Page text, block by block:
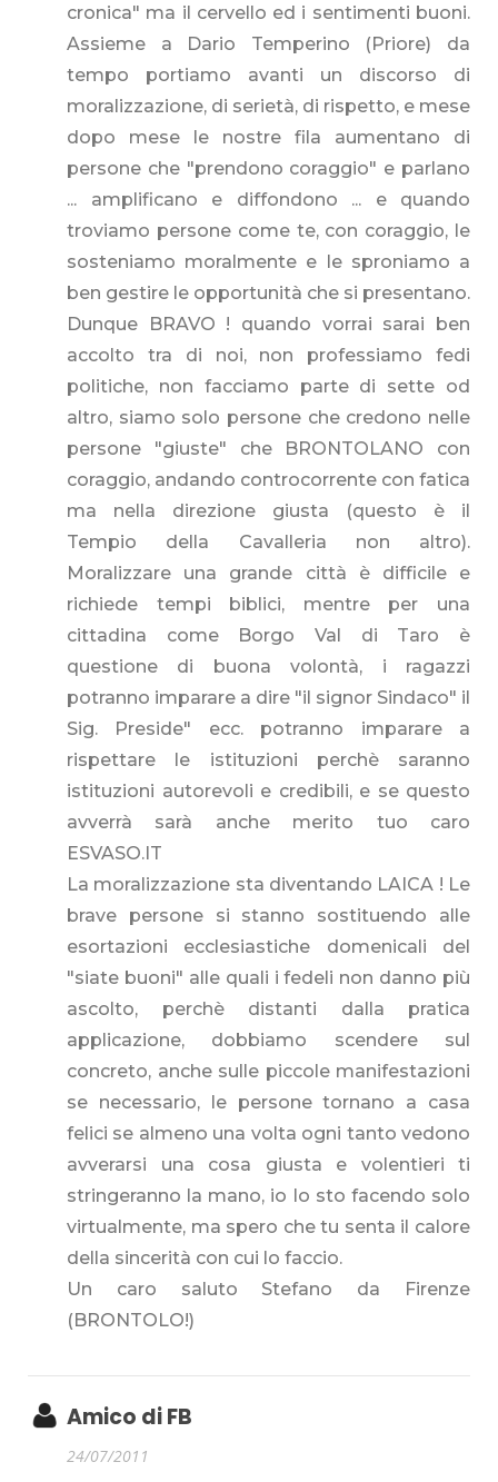
cronica" ma il cervello ed i sentimenti buoni.
Assieme a Dario Temperino (Priore) da
tempo portiamo avanti un discorso di
moralizzazione, di serietà, di rispetto, e mese
dopo mese le nostre fila aumentano di
persone che "prendono coraggio" e parlano
... amplificano e diffondono ... e quando
troviamo persone come te, con coraggio, le
sosteniamo moralmente e le sproniamo a
ben gestire le opportunità che si presentano.
Dunque BRAVO ! quando vorrai sarai ben
accolto tra di noi, non professiamo fedi
politiche, non facciamo parte di sette od
altro, siamo solo persone che credono nelle
persone "giuste" che BRONTOLANO con
coraggio, andando controcorrente con fatica
ma nella direzione giusta (questo è il
Tempio della Cavalleria non altro).
Moralizzare una grande città è difficile e
richiede tempi biblici, mentre per una
cittadina come Borgo Val di Taro è
questione di buona volontà, i ragazzi
potranno imparare a dire "il signor Sindaco" il
Sig. Preside" ecc. potranno imparare a
rispettare le istituzioni perchè saranno
istituzioni autorevoli e credibili, e se questo
avverrà sarà anche merito tuo caro
ESVASO.IT
La moralizzazione sta diventando LAICA ! Le
brave persone si stanno sostituendo alle
esortazioni ecclesiastiche domenicali del
"siate buoni" alle quali i fedeli non danno più
ascolto, perchè distanti dalla pratica
applicazione, dobbiamo scendere sul
concreto, anche sulle piccole manifestazioni
se necessario, le persone tornano a casa
felici se almeno una volta ogni tanto vedono
avverarsi una cosa giusta e volentieri ti
stringeranno la mano, io lo sto facendo solo
virtualmente, ma spero che tu senta il calore
della sincerità con cui lo faccio.
Un caro saluto Stefano da Firenze
(BRONTOLO!)
Amico di FB
24/07/2011